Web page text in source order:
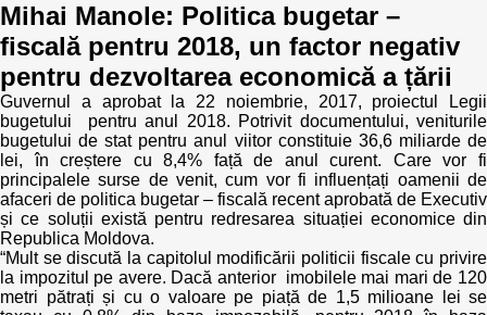
Reports
Projects in progres
Implemented projects
Procedures manual
Notes & positions
Institutional Charter IDIS
Best parctices
Governance transparency
Sociometric Laboratory
People Watch
National Business Agenda
Democratic process
Mihai Manole: Politica bugetar –
fiscală pentru 2018, un factor negativ
pentru dezvoltarea economică a țării
Guvernul a aprobat la 22 noiembrie, 2017, proiectul Legii
bugetului pentru anul 2018. Potrivit documentului, veniturile
bugetului de stat pentru anul viitor constituie 36,6 miliarde de
lei, în creștere cu 8,4% față de anul curent. Care vor fi
principalele surse de venit, cum vor fi influențați oamenii de
afaceri de politica bugetar – fiscală recent aprobată de Executiv
și ce soluții există pentru redresarea situației economice din
Republica Moldova.
“Mult se discută la capitolul modificării politicii fiscale cu privire
la impozitul pe avere. Dacă anterior imobilele mai mari de 120
metri pătrați și cu o valoare pe piață de 1,5 milioane lei se